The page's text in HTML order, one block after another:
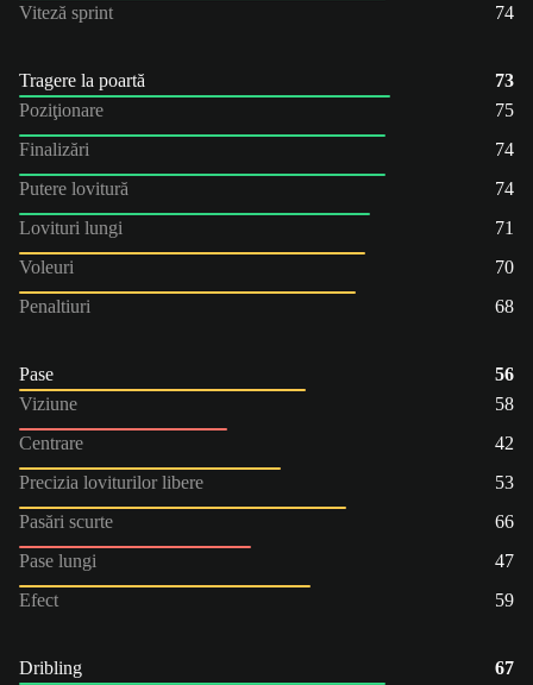
Viteză sprint
74
Tragere la poartă
73
Poziţionare
75
Finalizări
74
Putere lovitură
74
Lovituri lungi
71
Voleuri
70
Penaltiuri
68
Pase
56
Viziune
58
Centrare
42
Precizia loviturilor libere
53
Pasări scurte
66
Pase lungi
47
Efect
59
Dribling
67